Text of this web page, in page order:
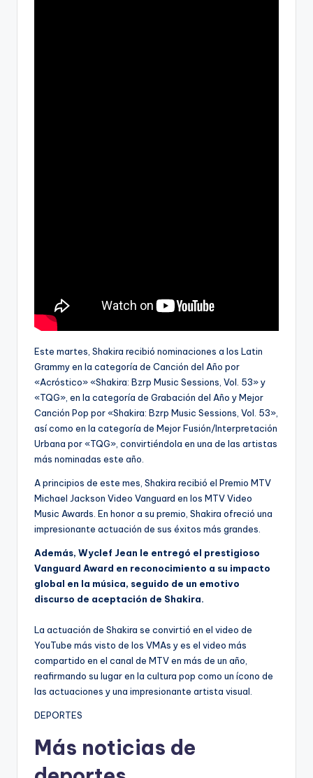
Este martes, Shakira recibió nominaciones a los Latin
Grammy en la categoría de Canción del Año por
«Acróstico» «Shakira: Bzrp Music Sessions, Vol. 53» y
«TQG», en la categoría de Grabación del Año y Mejor
Canción Pop por «Shakira: Bzrp Music Sessions, Vol. 53»,
así como en la categoría de Mejor Fusión/Interpretación
Urbana por «TQG», convirtiéndola en una de las artistas
más nominadas este año.
A principios de este mes, Shakira recibió el Premio MTV
Michael Jackson Video Vanguard en los MTV Video
Music Awards. En honor a su premio, Shakira ofreció una
impresionante actuación de sus éxitos más grandes.
Además, Wyclef Jean le entregó el prestigioso
Vanguard Award en reconocimiento a su impacto
global en la música, seguido de un emotivo
discurso de aceptación de Shakira.
La actuación de Shakira se convirtió en el video de
YouTube más visto de los VMAs y es el video más
compartido en el canal de MTV en más de un año,
reafirmando su lugar en la cultura pop como un ícono de
las actuaciones y una impresionante artista visual.
DEPORTES
Más noticias de